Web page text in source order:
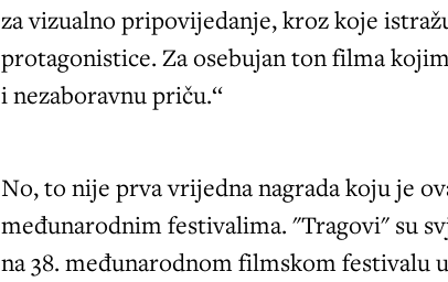
za vizualno pripovijedanje, kroz koje
protagonistice. Za osebujan ton filma
i nezaboravnu priču.‘‘
No, to nije prva vrijedna nagrada koju je
međunarodnim festivalima. "Tragovi" su
na 38. međunarodnom filmskom festivalu